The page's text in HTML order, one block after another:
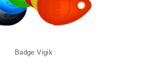
Badge Vigik